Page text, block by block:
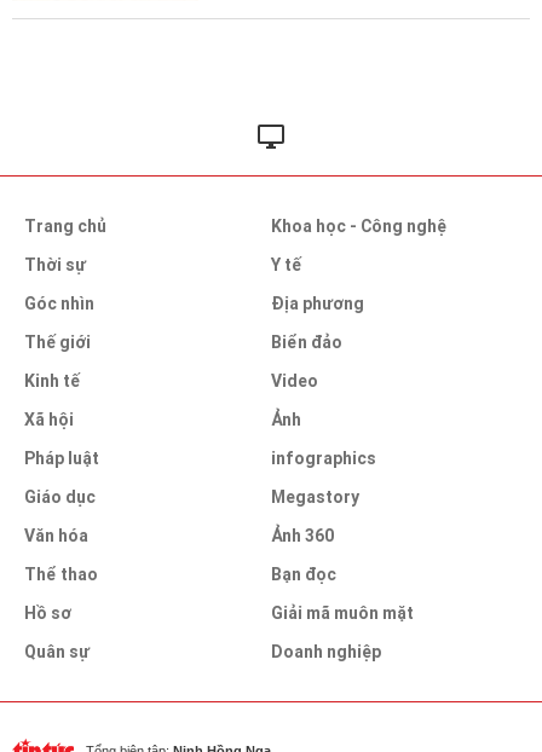
Trang chủ
Thời sự
Góc nhìn
Thế giới
Kinh tế
Xã hội
Pháp luật
Giáo dục
Văn hóa
Thể thao
Hồ sơ
Quân sự
Khoa học - Công nghệ
Y tế
Địa phương
Biển đảo
Video
Ảnh
infographics
Megastory
Ảnh 360
Bạn đọc
Giải mã muôn mặt
Doanh nghiệp